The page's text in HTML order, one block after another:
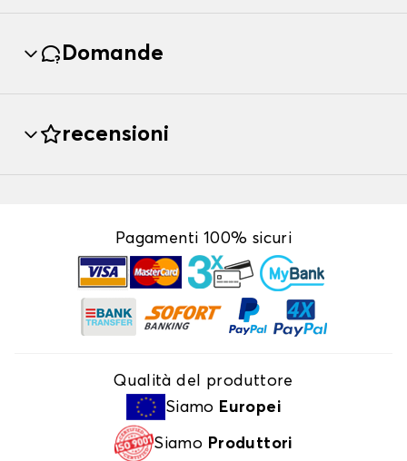
Domande
recensioni
Pagamenti 100% sicuri
Qualità del produttore
Siamo Europei
Siamo Produttori